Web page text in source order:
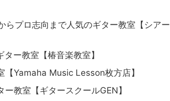
らプロ志向まで人気のギター教室【シアー
ー教室【椿音楽教室】
【Yamaha Music Lesson枚方店】
教室【ギタースクールGEN】